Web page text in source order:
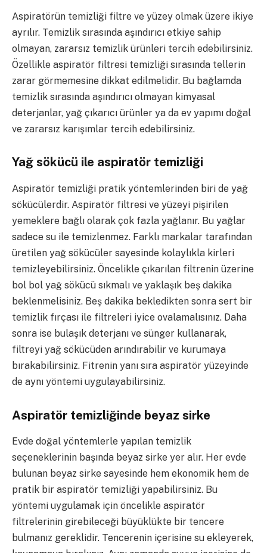
Aspiratörün temizliği filtre ve yüzey olmak üzere ikiye
ayrılır. Temizlik sırasında aşındırıcı etkiye sahip
olmayan, zararsız temizlik ürünleri tercih edebilirsiniz.
Özellikle aspiratör filtresi temizliği sırasında tellerin
zarar görmemesine dikkat edilmelidir. Bu bağlamda
temizlik sırasında aşındırıcı olmayan kimyasal
deterjanlar, yağ çıkarıcı ürünler ya da ev yapımı doğal
ve zararsız karışımlar tercih edebilirsiniz.
Yağ sökücü ile aspiratör temizliği
Aspiratör temizliği pratik yöntemlerinden biri de yağ
sökücülerdir. Aspiratör filtresi ve yüzeyi pişirilen
yemeklere bağlı olarak çok fazla yağlanır. Bu yağlar
sadece su ile temizlenmez. Farklı markalar tarafından
üretilen yağ sökücüler sayesinde kolaylıkla kirleri
temizleyebilirsiniz. Öncelikle çıkarılan filtrenin üzerine
bol bol yağ sökücü sıkmalı ve yaklaşık beş dakika
beklenmelisiniz. Beş dakika bekledikten sonra sert bir
temizlik fırçası ile filtreleri iyice ovalamalısınız. Daha
sonra ise bulaşık deterjanı ve sünger kullanarak,
filtreyi yağ sökücüden arındırabilir ve kurumaya
bırakabilirsiniz. Fitrenin yanı sıra aspiratör yüzeyinde
de aynı yöntemi uygulayabilirsiniz.
Aspiratör temizliğinde beyaz sirke
Evde doğal yöntemlerle yapılan temizlik
seçeneklerinin başında beyaz sirke yer alır. Her evde
bulunan beyaz sirke sayesinde hem ekonomik hem de
pratik bir aspiratör temizliği yapabilirsiniz. Bu
yöntemi uygulamak için öncelikle aspiratör
filtrelerinin girebileceği büyüklükte bir tencere
bulmanız gereklidir. Tencerenin içerisine su ekleyerek,